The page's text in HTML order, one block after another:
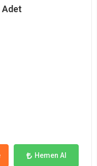
Adet
Hemen Al